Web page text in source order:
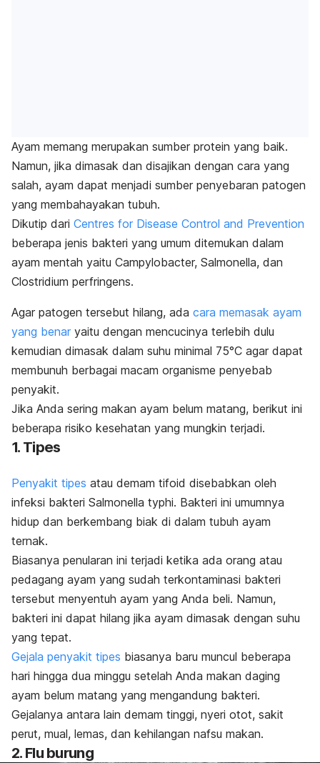
Ayam memang merupakan sumber protein yang baik.
Namun, jika dimasak dan disajikan dengan cara yang
salah, ayam dapat menjadi sumber penyebaran patogen
yang membahayakan tubuh.
Dikutip dari Centres for Disease Control and Prevention
beberapa jenis bakteri yang umum ditemukan dalam
ayam mentah yaitu Campylobacter, Salmonella, dan
Clostridium perfringens.
Agar patogen tersebut hilang, ada cara memasak ayam
yang benar yaitu dengan mencucinya terlebih dulu
kemudian dimasak dalam suhu minimal 75°C agar dapat
membunuh berbagai macam organisme penyebab
penyakit.
Jika Anda sering makan ayam belum matang, berikut ini
beberapa risiko kesehatan yang mungkin terjadi.
1. Tipes
Penyakit tipes atau demam tifoid disebabkan oleh
infeksi bakteri Salmonella typhi. Bakteri ini umumnya
hidup dan berkembang biak di dalam tubuh ayam
ternak.
Biasanya penularan ini terjadi ketika ada orang atau
pedagang ayam yang sudah terkontaminasi bakteri
tersebut menyentuh ayam yang Anda beli. Namun,
bakteri ini dapat hilang jika ayam dimasak dengan suhu
yang tepat.
Gejala penyakit tipes biasanya baru muncul beberapa
hari hingga dua minggu setelah Anda makan daging
ayam belum matang yang mengandung bakteri.
Gejalanya antara lain demam tinggi, nyeri otot, sakit
perut, mual, lemas, dan kehilangan nafsu makan.
2. Flu burung